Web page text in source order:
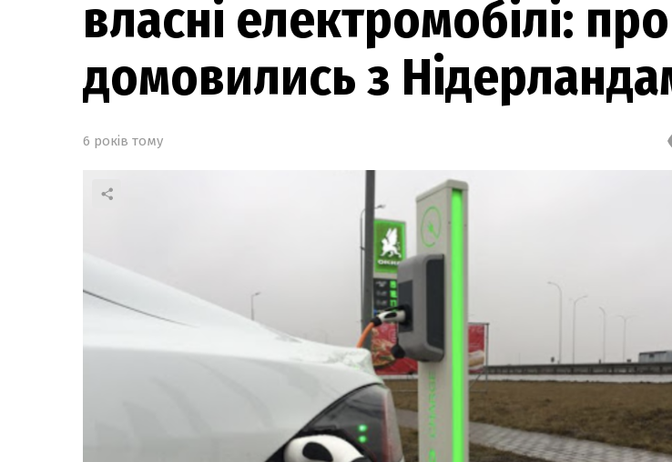
власні електромобілі:
домовились з
6 років тому